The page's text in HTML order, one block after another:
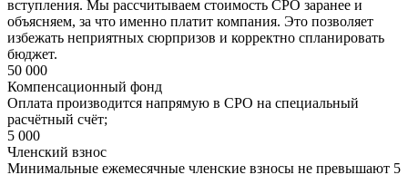
вступления. Мы рассчитываем стоимость СРО заранее и
объясняем, за что именно платит компания. Это позволяет
избежать неприятных сюрпризов и корректно спланировать
бюджет.
50 000
Компенсационный фонд
Оплата производится напрямую в СРО на специальный
расчётный счёт;
5 000
Членский взнос
Минимальные ежемесячные членские взносы не превышают 5